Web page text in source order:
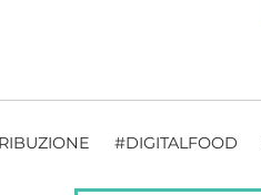
#DIGITALFOOD